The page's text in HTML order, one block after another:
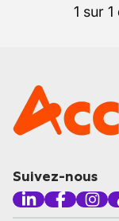
1 sur
Suivez-nous